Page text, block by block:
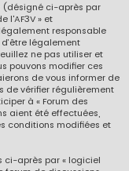
(désigné ci-après par
l'AF3V » et
responsable
légalement
ne pas utiliser et
pouvons modifier ces
de vous informer de
de vérifier régulièrement
à « Forum des
aient été effectuées,
conditions modifiées et
ci-après par « logiciel